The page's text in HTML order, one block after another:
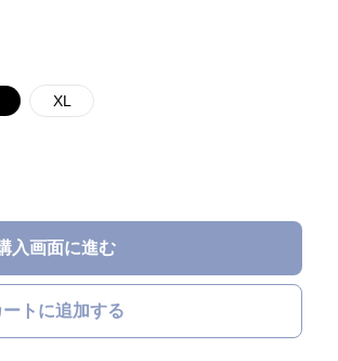
XL
入画面に進む
ートに追加する